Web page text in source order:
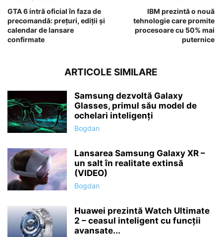
GTA 6 intră oficial în faza de
precomandă: prețuri, ediții și
calendar de lansare
confirmate
IBM prezintă o nouă
tehnologie care promite
procesoare cu 50% mai
puternice
ARTICOLE SIMILARE
Samsung dezvoltă Galaxy
Glasses, primul său model de
ochelari inteligenți
Bogdan
Lansarea Samsung Galaxy XR –
un salt în realitate extinsă
(VIDEO)
Bogdan
Huawei prezintă Watch Ultimate
2 – ceasul inteligent cu funcții
avansate...